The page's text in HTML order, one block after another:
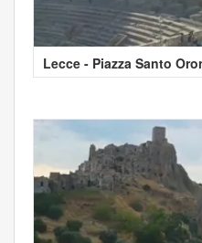
Lecce - Piazza Santo